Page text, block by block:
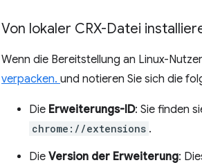
Von lokaler CRX-Datei
Wenn die Bereitstellung an Linux-
verpacken. und notieren Sie sich die
Die Erweiterungs-ID: Sie finden
chrome://extensions .
Die Version der Erweiterung: